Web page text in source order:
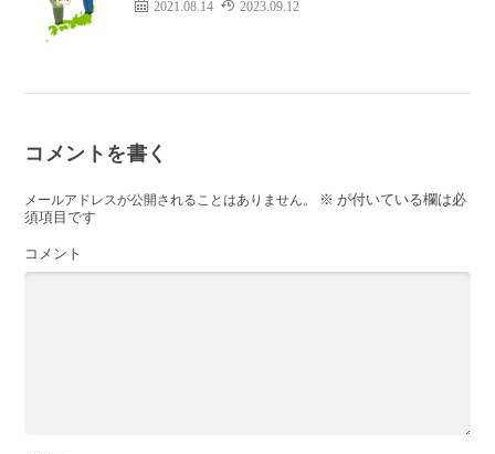
2021.08.14 2023.09.12
コメントを書く
メールアドレスが公開されることはありません。 ※ が付いている欄は必
須項目です
コメント